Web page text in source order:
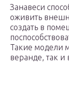
Занавеси
оживить
создать в
Такие модели
веранде, так и